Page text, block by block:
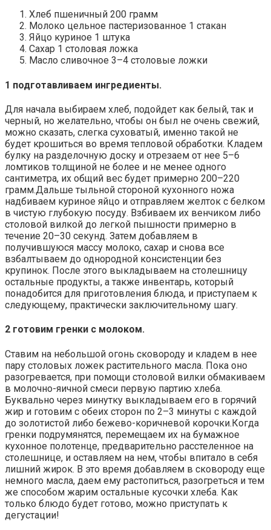
Хлеб пшеничный 200 грамм
Молоко цельное пастеризованное 1 стакан
Яйцо куриное 1 штука
Сахар 1 столовая ложка
Масло сливочное 3–4 столовые ложки
1 подготавливаем ингредиенты.
Для начала выбираем хлеб, подойдет как белый, так и
черный, но желательно, чтобы он был не очень свежий,
можно сказать, слегка суховатый, именно такой не
будет крошиться во время тепловой обработки. Кладем
булку на разделочную доску и отрезаем от нее 5–6
ломтиков толщиной не более и не менее одного
сантиметра, их общий вес будет примерно 200–220
грамм.Дальше тыльной стороной кухонного ножа
надбиваем куриное яйцо и отправляем желток с белком
в чистую глубокую посуду. Взбиваем их венчиком либо
столовой вилкой до легкой пышности примерно в
течение 20–30 секунд. Затем добавляем в
получившуюся массу молоко, сахар и снова все
взбалтываем до однородной консистенции без
крупинок. После этого выкладываем на столешницу
остальные продукты, а также инвентарь, который
понадобится для приготовления блюда, и приступаем к
следующему, практически заключительному шагу.
2 готовим гренки с молоком.
Ставим на небольшой огонь сковороду и кладем в нее
пару столовых ложек растительного масла. Пока оно
разогревается, при помощи столовой вилки обмакиваем
в молочно-яичной смеси первую партию хлеба.
Буквально через минутку выкладываем его в горячий
жир и готовим с обеих сторон по 2–3 минуты с каждой
до золотистой либо бежево-коричневой корочки.Когда
гренки подрумянятся, перемещаем их на бумажное
кухонное полотенце, предварительно расстеленное на
столешнице, и оставляем на нем, чтобы впитало в себя
лишний жирок. В это время добавляем в сковороду еще
немного масла, даем ему растопиться, разогреться и тем
же способом жарим остальные кусочки хлеба. Как
только блюдо будет готово, можно приступать к
дегустации!